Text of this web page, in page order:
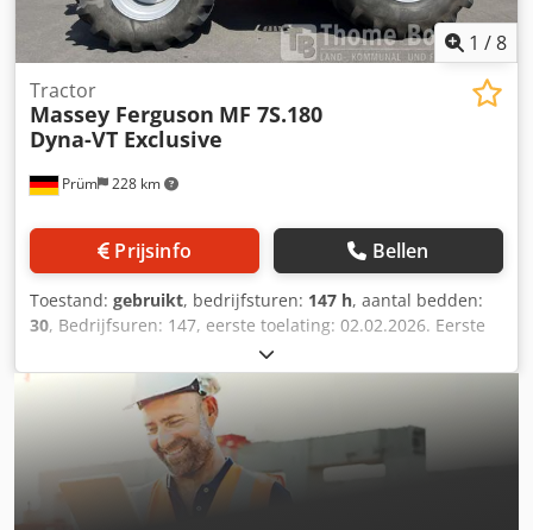
1 /8
Prüm 228 km
Tractor
Massey Ferguson MF 7S.180
Dyna-VT Exclusive
Prijsinfo Bellen
Toestand: gebruikt, bedrijfsturen: 147 h, aantal bedden:
30, Bedrijfsuren: 147, eerste toelating: 02.02.2026. Eerste
toelating: 02.02.2026. Bedrijfsuren: ca. 150.
Standaarduitrusting/technische gegevens: MOTOR
Maximaal vermogen 132/180 kW/pk (ISO 14396) Maximaal
vermogen met vermogensbeheer 155/210 kW/pk Maximaal
koppel 750 Nm, met vermogensbeheer 860 Nm
Geregistreerd vermogen 148 kW (ISO 14396) Maximaal
vermogen op de aftakas 114/155 kW/pk (OECD) 6 cilinders,
6,6 liter AGCO Power - 66 AWF, CR, 4V Crjdpfx Aszpcu Hjg